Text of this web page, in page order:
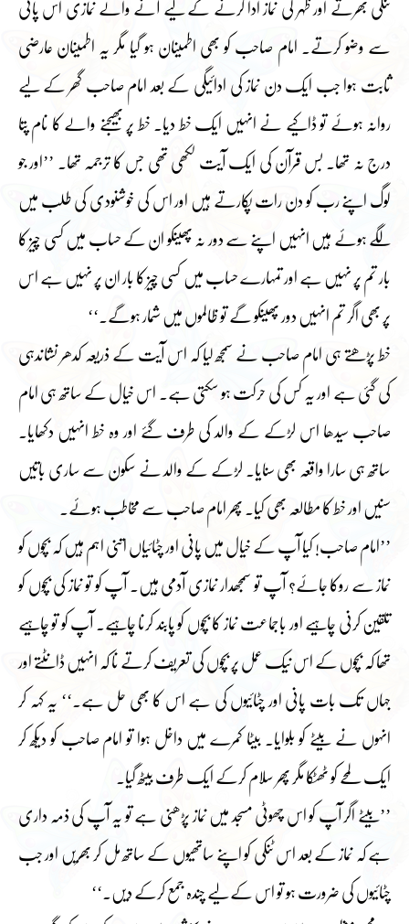
ٹنکی بھرتے اور ظہر کی نماز ادا کرنے کے لیے آنے والے نمازی اس پانی
سے وضو کرتے۔ امام صاحب کو بھی اطمینان ہو گیا مگر یہ اطمینان عارضی
ثابت ہوا جب ایک دن نماز کی ادائیگی کے بعد امام صاحب گھر کے لیے
روانہ ہوئے تو ڈاکیے نے انہیں ایک خط دیا۔ خط پر بھیجنے والے کا نام پتا
درج نہ تھا۔ بس قرآن کی ایک آیت لکھی تھی جس کا ترجمہ تھا۔ ’’اور جو
لوگ اپنے رب کو دن رات پکارتے ہیں اور اس کی خوشنودی کی طلب میں
لگے ہوئے ہیں انہیں اپنے سے دور نہ پھینکو ان کے حساب میں کسی چیز کا
بار تم پر نہیں ہے اور تمہارے حساب میں کسی چیز کا بار ان پر نہیں ہے اس
پر بھی اگر تم انہیں دور پھینکو گے تو ظالموں میں شمار ہوگے۔‘‘
خط پڑھتے ہی امام صاحب نے سمجھ لیا کہ اس آیت کے ذریعہ کدھر نشاندہی
کی گئی ہے اور یہ کس کی حرکت ہو سکتی ہے۔ اس خیال کے ساتھ ہی امام
صاحب سیدھا اس لڑکے کے والد کی طرف گئے اور وہ خط انہیں دکھایا۔
ساتھ ہی سارا واقعہ بھی سنایا۔ لڑکے کے والد نے سکون سے ساری باتیں
سنیں اور خط کا مطالعہ بھی کیا۔ پھر امام صاحب سے مخاطب ہوئے۔
’’امام صاحب! کیا آپ کے خیال میں پانی اور چٹائیاں اتنی اہم ہیں کہ بچوں کو
نماز سے روکا جائے؟ آپ تو سمجھدار نمازی آدمی ہیں۔ آپ کو تو نماز کی بچوں کو
تلقین کرنی چاہیے اور باجماعت نماز کا بچوں کو پابند کرنا چاہیے۔ آپ کو تو چاہیے
تھا کہ بچوں کے اس نیک عمل پر بچوں کی تعریف کرتے نا کہ انہیں ڈانٹتے اور
جہاں تک بات پانی اور چٹائیوں کی ہے اس کا بھی حل ہے۔‘‘ یہ کہہ کر
انہوں نے بیٹے کو بلوایا۔ بیٹا کمرے میں داخل ہوا تو امام صاحب کو دیکھ کر
ایک لمحے کو ٹھٹکا مگر پھر سلام کرکے ایک طرف بیٹھ گیا۔
’’بیٹے اگر آپ کو اس چھوٹی مسجد میں نماز پڑھنی ہے تو یہ آپ کی ذمہ داری
ہے کہ نماز کے بعد اس ٹنکی کو اپنے ساتھیوں کے ساتھ مل کر بھریں اور جب
چٹائیوں کی ضرورت ہو تو اس کے لیے چندہ جمع کرکے دیں۔‘‘